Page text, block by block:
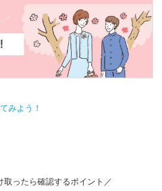
みよう！
取ったら確認するポイント／